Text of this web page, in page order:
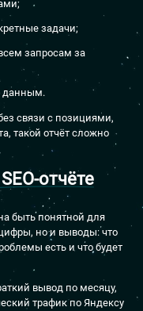
задачи;
запросам за
данным.
связи с позициями,
такой отчёт сложно
отчёте
быть понятной для
но и выводы: что
есть и что будет
вывод по месяцу,
трафик по Яндексу